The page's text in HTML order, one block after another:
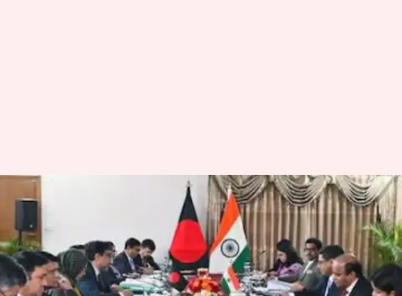
Bangladesh: బంగ్లాదేశ్‌తో ఉద్రిక్తతలు
పతాక స్థాయికి చేరిన వేళ కీలక
పరిణామాలు.. ఢాకా పర్యటనకు
విదేశాంగశాఖ కార్యదర్శి